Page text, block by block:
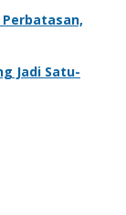
Jadi Satu-